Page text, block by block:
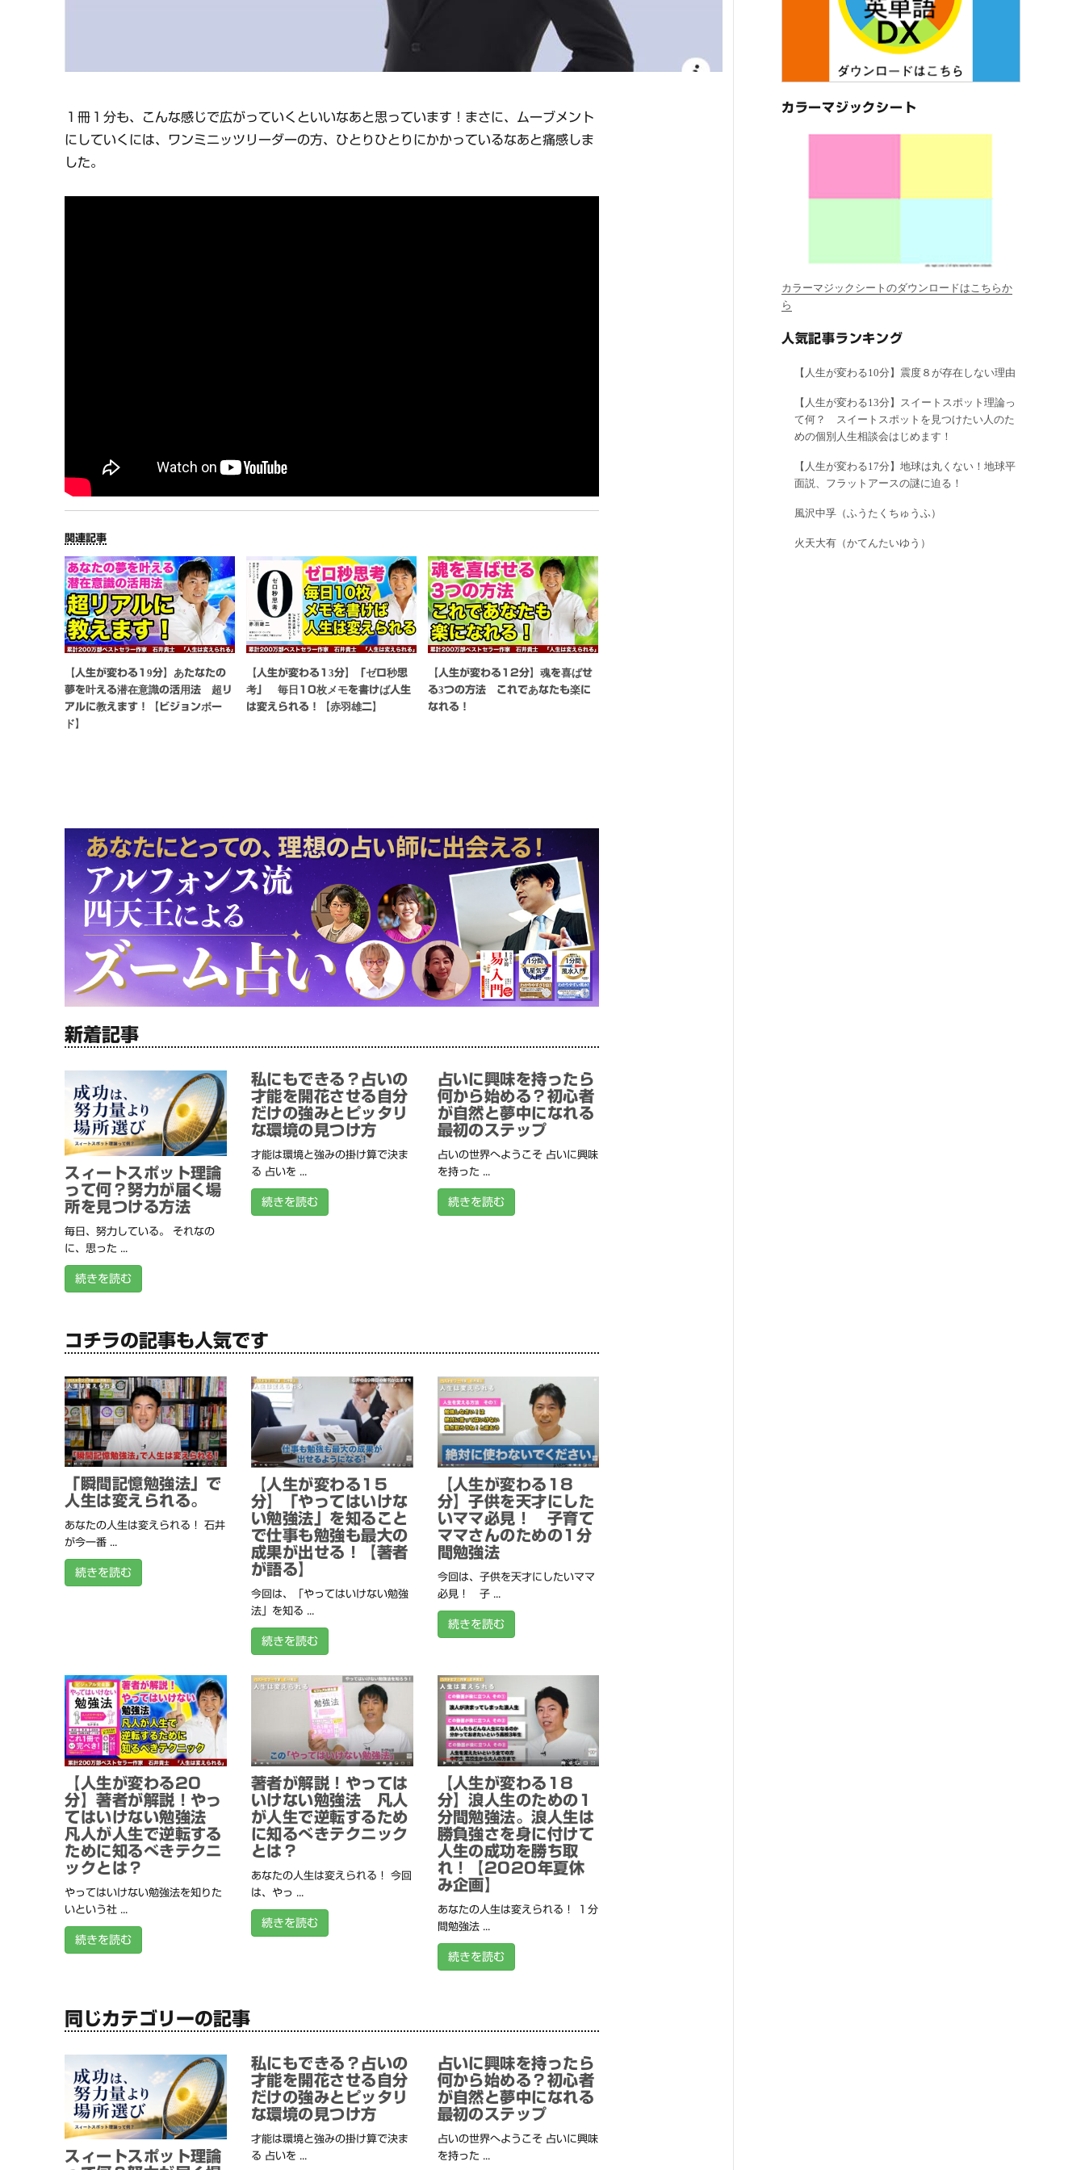
１冊１分も、こんな感じで広がっていくといいなあと思っています！まさに、ムーブメント
にしていくには、ワンミニッツリーダーの方、ひとりひとりにかかっているなあと痛感しま
した。
関連記事
【人生が変わる19分】あたなたの
夢を叶える潜在意識の活用法 超リ
アルに教えます！【ビジョンボー
ド】
【人生が変わる13分】「ゼロ秒思
考」 毎日10枚メモを書けば人生
は変えられる！【赤羽雄二】
【人生が変わる12分】魂を喜ばせ
る3つの方法 これであなたも楽に
なれる！
新着記事
スィートスポット理論
って何？努力が届く場
所を見つける方法
毎日、努力している。 それなの
に、思った ...
続きを読む
私にもできる？占いの
才能を開花させる自分
だけの強みとピッタリ
な環境の見つけ方
才能は環境と強みの掛け算で決ま
る 占いを ...
続きを読む
占いに興味を持ったら
何から始める？初心者
が自然と夢中になれる
最初のステップ
占いの世界へようこそ 占いに興味
を持った ...
続きを読む
コチラの記事も人気です
「瞬間記憶勉強法」で
人生は変えられる。
あなたの人生は変えられる！ 石井
が今一番 ...
続きを読む
【人生が変わる15
分】「やってはいけな
い勉強法」を知ること
で仕事も勉強も最大の
成果が出せる！【著者
が語る】
今回は、「やってはいけない勉強
法」を知る ...
続きを読む
【人生が変わる18
分】子供を天才にした
いママ必見！ 子育て
ママさんのための1分
間勉強法
今回は、子供を天才にしたいママ
必見！ 子 ...
続きを読む
【人生が変わる20
分】著者が解説！やっ
てはいけない勉強法
凡人が人生で逆転する
ために知るべきテクニ
ックとは？
やってはいけない勉強法を知りた
いという社 ...
続きを読む
著者が解説！やっては
いけない勉強法 凡人
が人生で逆転するため
に知るべきテクニック
とは？
あなたの人生は変えられる！ 今回
は、やっ ...
続きを読む
【人生が変わる18
分】浪人生のための1
分間勉強法。浪人生は
勝負強さを身に付けて
人生の成功を勝ち取
れ！【2020年夏休
み企画】
あなたの人生は変えられる！ １分
間勉強法 ...
続きを読む
同じカテゴリーの記事
スィートスポット理論
私にもできる？占いの
才能を開花させる自分
だけの強みとピッタリ
な環境の見つけ方
才能は環境と強みの掛け算で決ま
る 占いを ...
占いに興味を持ったら
何から始める？初心者
が自然と夢中になれる
最初のステップ
占いの世界へようこそ 占いに興味
を持った ...
カラーマジックシート
カラーマジックシートのダウンロードはこちらか
ら
人気記事ランキング
【人生が変わる10分】震度８が存在しない理由
【人生が変わる13分】スイートスポット理論っ
て何？ スイートスポットを見つけたい人のた
めの個別人生相談会はじめます！
【人生が変わる17分】地球は丸くない！地球平
面説、フラットアースの謎に迫る！
風沢中孚（ふうたくちゅうふ）
火天大有（かてんたいゆう）